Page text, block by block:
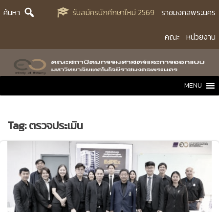
Skipค้นหา รับสมัครนักศึกษาใหม่ 2569 ราชมงคลพระนคร
คณะ หน่วยงาน
MENU
Tag:ตรวจประเมิน